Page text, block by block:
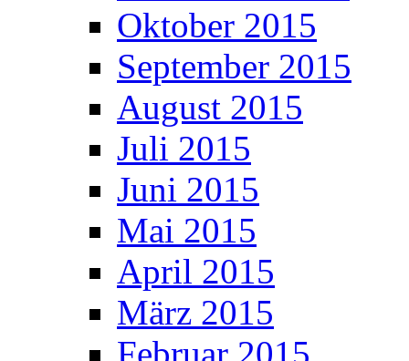
Oktober 2015
September 2015
August 2015
Juli 2015
Juni 2015
Mai 2015
April 2015
März 2015